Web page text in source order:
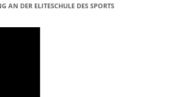
AN DER ELITESCHULE DES SPORTS